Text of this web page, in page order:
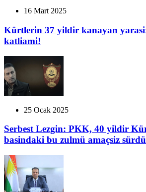
16 Mart 2025
Kürtlerin 37 yildir kanayan
katliami!
25 Ocak 2025
Serbest Lezgin: PKK, 40 yildir
basindaki bu zulmü amaçsiz